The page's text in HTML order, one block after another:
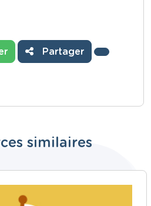
Partager
similaires